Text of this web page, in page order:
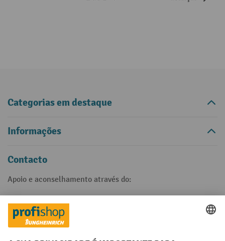
Categorias em destaque
Informações
Contacto
Apoio e aconselhamento através do:
21 915 60 65
Disponível de segunda a sexta-feira, das 8h às 17h.